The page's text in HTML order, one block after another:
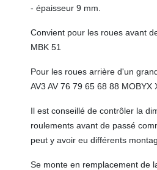
- épaisseur 9 mm.
Convient pour les roues avant
MBK 51
Pour les roues arrière d'un
AV3 AV 76 79 65 68 88 MOBYX
Il est conseillé de contrôler la
roulements avant de passé
peut y avoir eu différents
Se monte en remplacement de